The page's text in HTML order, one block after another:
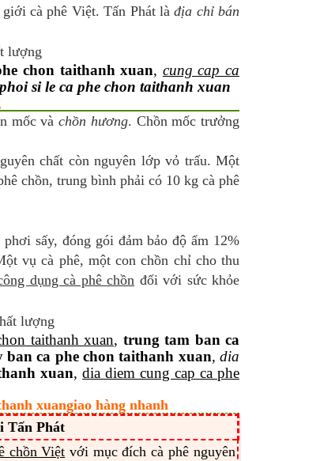
giới cà phê Việt. Tấn Phát làđịa chỉ bán
chon taithanh xuan, cung cap ca
si le ca phe chon taithanh xuan
mốc vàchồn hương. Chồn mốc trưởng
chất còn nguyên lớp vỏ trấu. Một
chồn, trung bình phải có 10 kg cà phê
sấy, đóng gói đảm bảo độ ẩm 12%
vụ cà phê, một con chồn chỉ cho thu
dụng cà phê chồn đối với sức khỏe
taithanh xuan, trung tam ban ca
ban ca phe chon taithanh xuan,dia
xuan,dia diem cung cap ca phe
xuangiao hàng nhanh
Tấn Phát
chồn Việt với mục đích cà phê nguyên